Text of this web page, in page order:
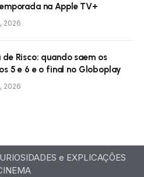
na Apple TV+
2026
Risco: quando saem os
5 e 6 e o final no Globoplay
2026
e EXPLICAÇÕES